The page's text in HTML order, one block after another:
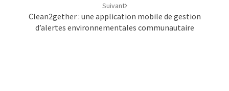
Suivant
Clean2gether : une application mobile de gestion
d’alertes environnementales communautaire